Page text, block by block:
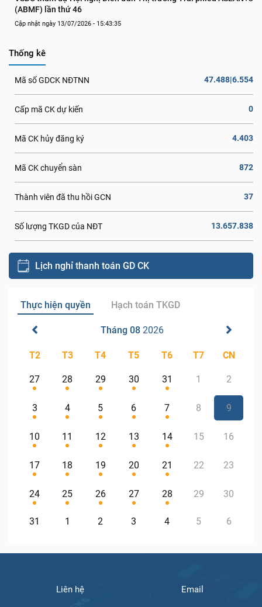
(ABMF) lần thứ 46
Cập nhật ngày 13/07/2026 - 15:43:35
Thống kê
Mã số GDCK NĐTNN 47.488|6.554
Cấp mã CK dự kiến 0
Mã CK hủy đăng ký 4.403
Mã CK chuyển sàn 872
Thành viên đã thu hồi GCN 37
Số lượng TKGD của NĐT 13.657.838
Lịch nghỉ thanh toán GD CK
Thực hiện quyền Hạch toán TKGD
Tháng 08 2026
T2 T3 T4 T5 T6 T7 CN
27 28 29 30 31 1 2
3 4 5 6 7 8 9
10 11 12 13 14 15 16
17 18 19 20 21 22 23
24 25 26 27 28 29 30
31 1 2 3 4 5 6
Liên hệ Email